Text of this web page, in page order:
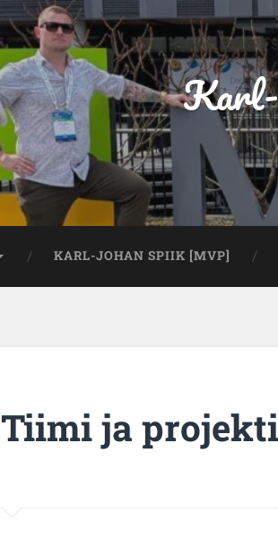
KARL-JOHAN SPIIK [MVP]
Tiimi ja projekti